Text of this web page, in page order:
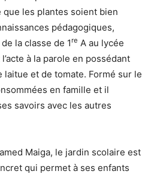
les plantes soient bien
pédagogiques,
la classe de 1re A au lycée
à la parole en possédant
laitue et de tomate. Formé sur le
en famille et il
savoirs avec les autres
Maiga, le jardin scolaire est
qui permet à ses enfants